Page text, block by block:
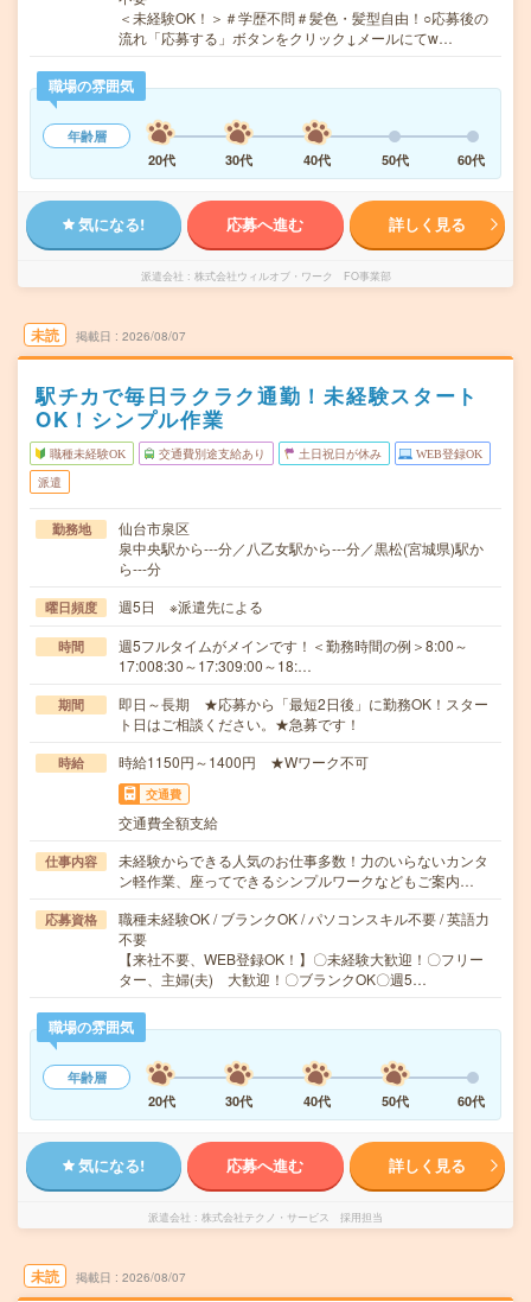
＜未経験OK！＞＃学歴不問＃髪色・髪型自由！○応募後の
流れ「応募する」ボタンをクリック↓メールにてw…
職場の雰囲気
年齢層
20代
30代 40代 50代 60代
気になる! 応募へ進む 詳しく見る
派遣会社 株式会社ウィルオブ・ワーク FO事業部
未読 掲載日 2026/08/07
駅チカで毎日ラクラク通勤！未経験スタート
OK！シンプル作業
職種未経験OK 交通費別途支給あり 土日祝日が休み WEB登録OK
派遣
勤務地
仙台市泉区
泉中央駅から---分／八乙女駅から---分／黒松(宮城県)駅か
ら---分
曜日頻度 週5日 ※派遣先による
時間
週5フルタイムがメインです！＜勤務時間の例＞8:00～
17:008:30～17:309:00～18:…
期間
即日～長期 ★応募から「最短2日後」に勤務OK！スター
ト日はご相談ください。★急募です！
時給 時給1150円～1400円 ★Wワーク不可
交通費
交通費全額支給
仕事内容
未経験からできる人気のお仕事多数！力のいらないカンタ
ン軽作業、座ってできるシンプルワークなどもご案内…
応募資格
職種未経験OK / ブランクOK / パソコンスキル不要 / 英語力
不要
【来社不要、WEB登録OK！】〇未経験大歓迎！〇フリー
ター、主婦(夫) 大歓迎！〇ブランクOK〇週5…
職場の雰囲気
年齢層
20代
30代 40代 50代 60代
気になる! 応募へ進む 詳しく見る
派遣会社 株式会社テクノ・サービス 採用担当
未読 掲載日 2026/08/07